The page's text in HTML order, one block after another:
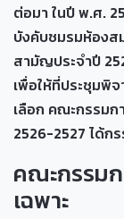
ต่อมา ในปี พ.ศ.
บังคับชมรมห้องส
สามัญประจำปี
เพื่อให้ที่ประชุมพิ
เลือก คณะกรรมก
2526-2527 ได้ก
คณะกรรม
เฉพาะ